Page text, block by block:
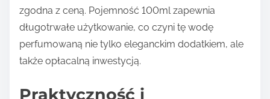
zgodna z ceną. Pojemność 100ml zapewnia
długotrwałe użytkowanie, co czyni tę wodę
perfumowaną nie tylko eleganckim dodatkiem, ale
także opłacalną inwestycją.
Praktyczność i